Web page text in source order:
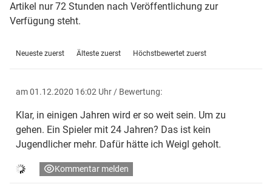
Artikel nur 72 Stunden nach Veröffentlichung zur
Verfügung steht.
Neueste zuerst Älteste zuerst Höchstbewertet zuerst
am 01.12.2020 16:02 Uhr / Bewertung:
Klar, in einigen Jahren wird er so weit sein. Um zu
gehen. Ein Spieler mit 24 Jahren? Das ist kein
Jugendlicher mehr. Dafür hätte ich Weigl geholt.
Kommentar melden